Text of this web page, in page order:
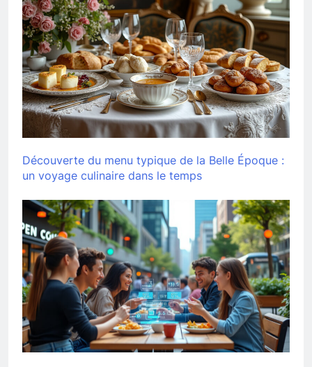
Découverte du menu typique de la Belle Époque :
un voyage culinaire dans le temps